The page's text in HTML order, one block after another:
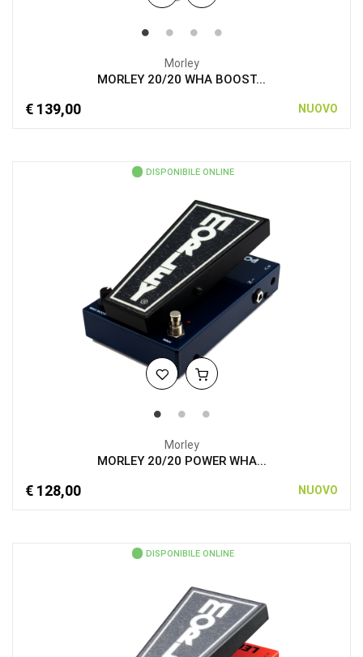
Morley
MORLEY 20/20 WHA BOOST...
€ 139,00 NUOVO
DISPONIBILE ONLINE
Morley
MORLEY 20/20 POWER WHA...
€ 128,00 NUOVO
DISPONIBILE ONLINE